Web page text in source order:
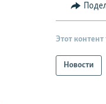
Этот
Новости